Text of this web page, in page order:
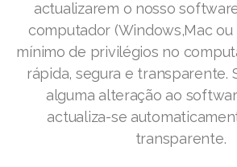
actualizarem o nosso
computador (Windows,Mac ou
mínimo de privilégios no
rápida, segura e transparente.
alguma alteração ao
actualiza-se
transparente.